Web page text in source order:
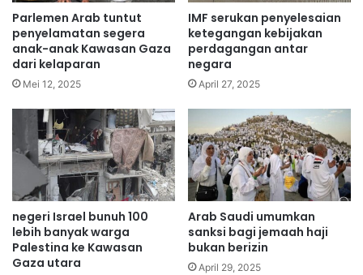
Parlemen Arab tuntut
penyelamatan segera
anak-anak Kawasan Gaza
dari kelaparan
Mei 12, 2025
IMF serukan penyelesaian
ketegangan kebijakan
perdagangan antar
negara
April 27, 2025
negeri Israel bunuh 100
lebih banyak warga
Palestina ke Kawasan
Gaza utara
Arab Saudi umumkan
sanksi bagi jemaah haji
bukan berizin
April 29, 2025